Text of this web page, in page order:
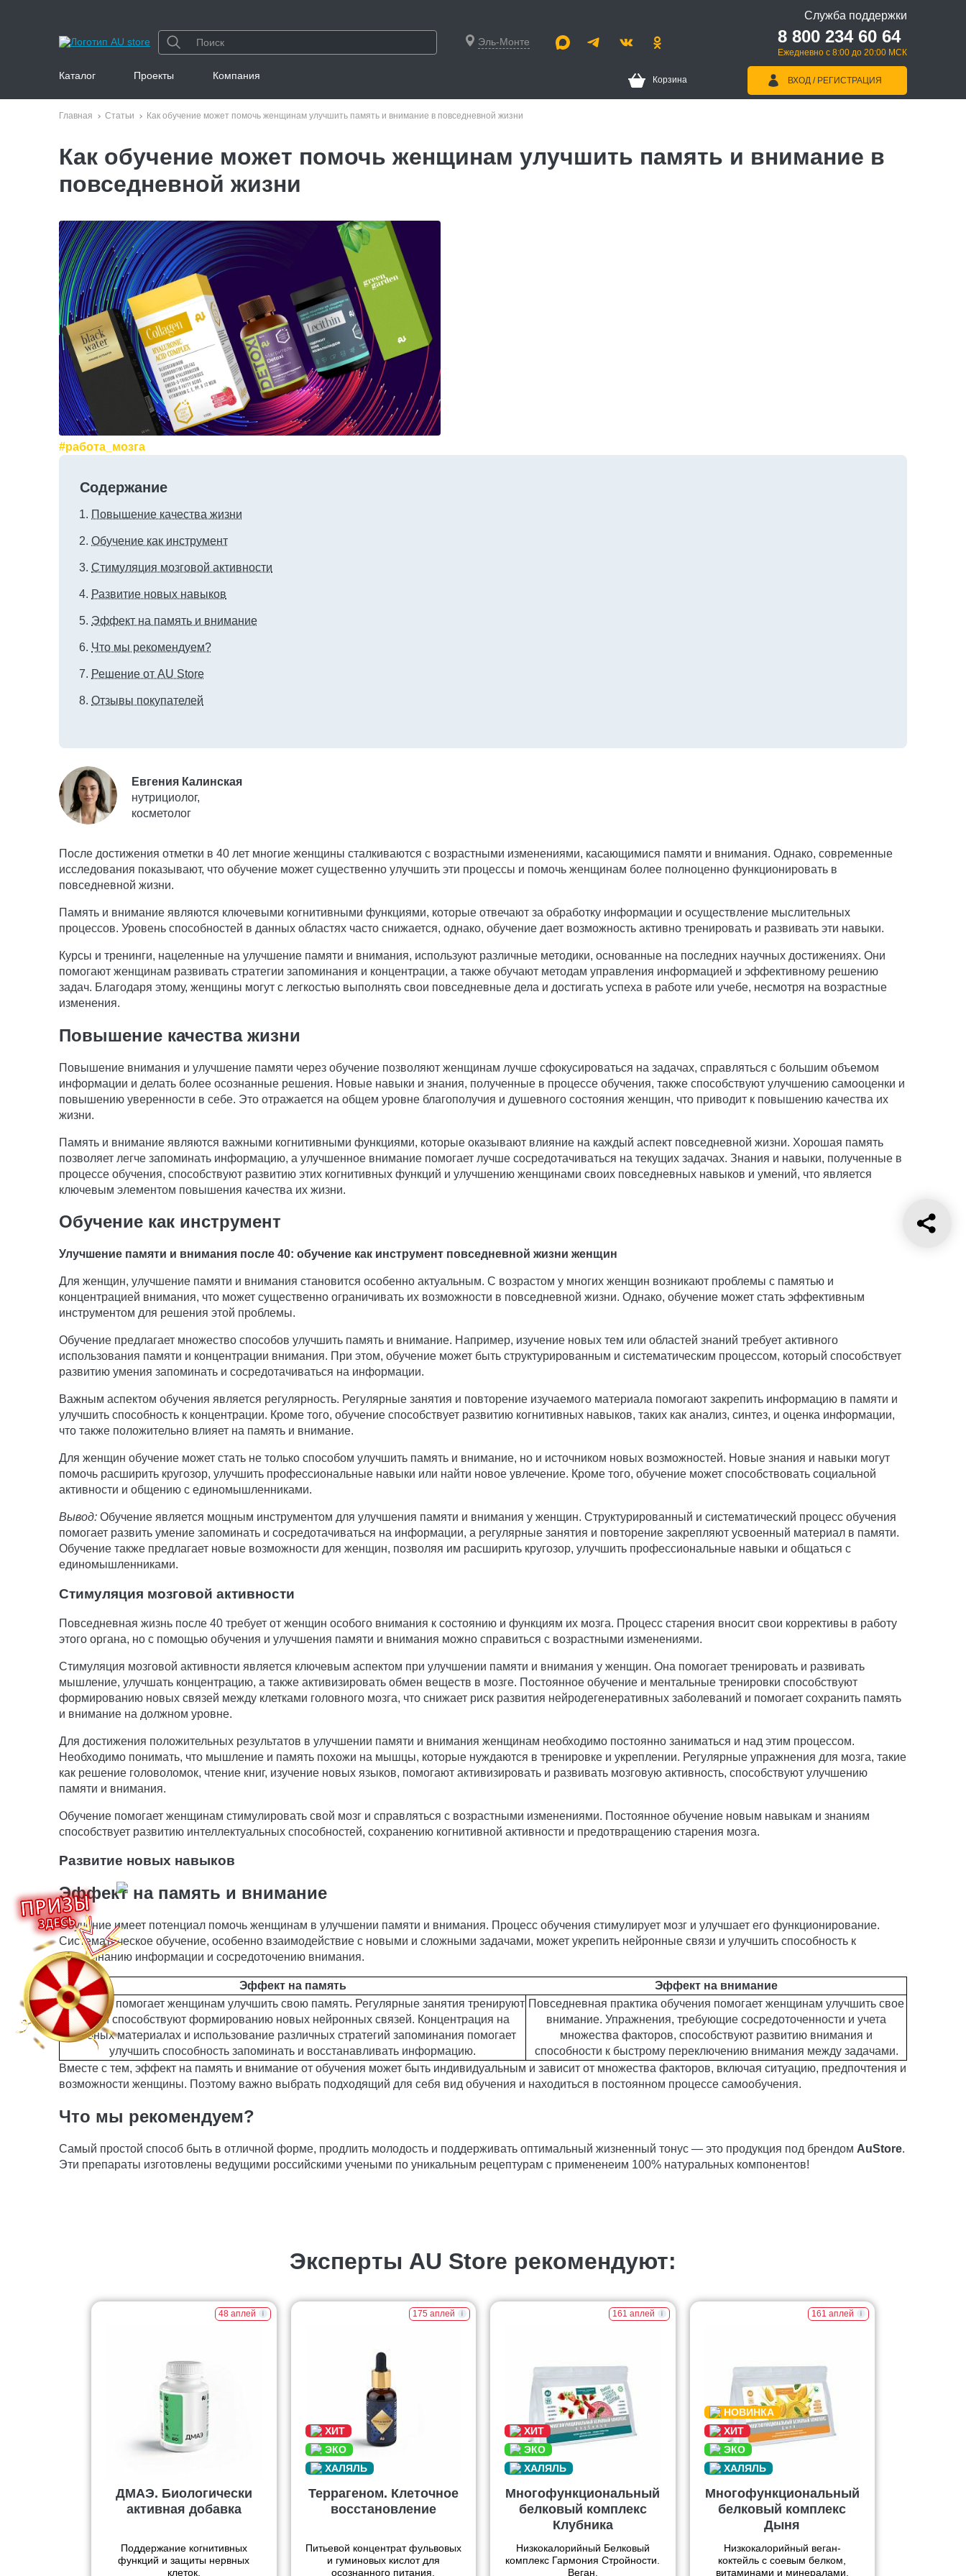
Эль-Монте
Служба поддержки
8 800 234 60 64
Ежедневно с 8:00 до 20:00 МСК
Каталог Проекты Компания Корзина ВХОД / РЕГИСТРАЦИЯ
Главная Статьи Как обучение может помочь женщинам улучшить память и внимание в повседневной жизни
Как обучение может помочь женщинам улучшить память и внимание в
повседневной жизни
#работа_мозга
Содержание
Повышение качества жизни
Обучение как инструмент
Стимуляция мозговой активности
Развитие новых навыков
Эффект на память и внимание
Что мы рекомендуем?
Решение от AU Store
Отзывы покупателей
Евгения Калинская
нутрициолог,
косметолог
После достижения отметки в 40 лет многие женщины сталкиваются с возрастными изменениями, касающимися памяти и внимания. Однако, современные
исследования показывают, что обучение может существенно улучшить эти процессы и помочь женщинам более полноценно функционировать в
повседневной жизни.
Память и внимание являются ключевыми когнитивными функциями, которые отвечают за обработку информации и осуществление мыслительных
процессов. Уровень способностей в данных областях часто снижается, однако, обучение дает возможность активно тренировать и развивать эти навыки.
Курсы и тренинги, нацеленные на улучшение памяти и внимания, используют различные методики, основанные на последних научных достижениях. Они
помогают женщинам развивать стратегии запоминания и концентрации, а также обучают методам управления информацией и эффективному решению
задач. Благодаря этому, женщины могут с легкостью выполнять свои повседневные дела и достигать успеха в работе или учебе, несмотря на возрастные
изменения.
Повышение качества жизни
Повышение внимания и улучшение памяти через обучение позволяют женщинам лучше сфокусироваться на задачах, справляться с большим объемом
информации и делать более осознанные решения. Новые навыки и знания, полученные в процессе обучения, также способствуют улучшению самооценки и
повышению уверенности в себе. Это отражается на общем уровне благополучия и душевного состояния женщин, что приводит к повышению качества их
жизни.
Память и внимание являются важными когнитивными функциями, которые оказывают влияние на каждый аспект повседневной жизни. Хорошая память
позволяет легче запоминать информацию, а улучшенное внимание помогает лучше сосредотачиваться на текущих задачах. Знания и навыки, полученные в
процессе обучения, способствуют развитию этих когнитивных функций и улучшению женщинами своих повседневных навыков и умений, что является
ключевым элементом повышения качества их жизни.
Обучение как инструмент
Улучшение памяти и внимания после 40: обучение как инструмент повседневной жизни женщин
Для женщин, улучшение памяти и внимания становится особенно актуальным. С возрастом у многих женщин возникают проблемы с памятью и
концентрацией внимания, что может существенно ограничивать их возможности в повседневной жизни. Однако, обучение может стать эффективным
инструментом для решения этой проблемы.
Обучение предлагает множество способов улучшить память и внимание. Например, изучение новых тем или областей знаний требует активного
использования памяти и концентрации внимания. При этом, обучение может быть структурированным и систематическим процессом, который способствует
развитию умения запоминать и сосредотачиваться на информации.
Важным аспектом обучения является регулярность. Регулярные занятия и повторение изучаемого материала помогают закрепить информацию в памяти и
улучшить способность к концентрации. Кроме того, обучение способствует развитию когнитивных навыков, таких как анализ, синтез, и оценка информации,
что также положительно влияет на память и внимание.
Для женщин обучение может стать не только способом улучшить память и внимание, но и источником новых возможностей. Новые знания и навыки могут
помочь расширить кругозор, улучшить профессиональные навыки или найти новое увлечение. Кроме того, обучение может способствовать социальной
активности и общению с единомышленниками.
Вывод: Обучение является мощным инструментом для улучшения памяти и внимания у женщин. Структурированный и систематический процесс обучения
помогает развить умение запоминать и сосредотачиваться на информации, а регулярные занятия и повторение закрепляют усвоенный материал в памяти.
Обучение также предлагает новые возможности для женщин, позволяя им расширить кругозор, улучшить профессиональные навыки и общаться с
единомышленниками.
Стимуляция мозговой активности
Повседневная жизнь после 40 требует от женщин особого внимания к состоянию и функциям их мозга. Процесс старения вносит свои коррективы в работу
этого органа, но с помощью обучения и улучшения памяти и внимания можно справиться с возрастными изменениями.
Стимуляция мозговой активности является ключевым аспектом при улучшении памяти и внимания у женщин. Она помогает тренировать и развивать
мышление, улучшать концентрацию, а также активизировать обмен веществ в мозге. Постоянное обучение и ментальные тренировки способствуют
формированию новых связей между клетками головного мозга, что снижает риск развития нейродегенеративных заболеваний и помогает сохранить память
и внимание на должном уровне.
Для достижения положительных результатов в улучшении памяти и внимания женщинам необходимо постоянно заниматься и над этим процессом.
Необходимо понимать, что мышление и память похожи на мышцы, которые нуждаются в тренировке и укреплении. Регулярные упражнения для мозга, такие
как решение головоломок, чтение книг, изучение новых языков, помогают активизировать и развивать мозговую активность, способствуют улучшению
памяти и внимания.
Обучение помогает женщинам стимулировать свой мозг и справляться с возрастными изменениями. Постоянное обучение новым навыкам и знаниям
способствует развитию интеллектуальных способностей, сохранению когнитивной активности и предотвращению старения мозга.
Развитие новых навыков
Эффект на память и внимание
Обучение имеет потенциал помочь женщинам в улучшении памяти и внимания. Процесс обучения стимулирует мозг и улучшает его функционирование.
Систематическое обучение, особенно взаимодействие с новыми и сложными задачами, может укрепить нейронные связи и улучшить способность к
запоминанию информации и сосредоточению внимания.
Эффект на память
Эффект на внимание
Обучение помогает женщинам улучшить свою память. Регулярные занятия тренируют
мозг и способствуют формированию новых нейронных связей. Концентрация на
учебных материалах и использование различных стратегий запоминания помогает
улучшить способность запоминать и восстанавливать информацию.
Повседневная практика обучения помогает женщинам улучшить свое
внимание. Упражнения, требующие сосредоточенности и учета
множества факторов, способствуют развитию внимания и
способности к быстрому переключению внимания между задачами.
Вместе с тем, эффект на память и внимание от обучения может быть индивидуальным и зависит от множества факторов, включая ситуацию, предпочтения и
возможности женщины. Поэтому важно выбрать подходящий для себя вид обучения и находиться в постоянном процессе самообучения.
Что мы рекомендуем?
Самый простой способ быть в отличной форме, продлить молодость и поддерживать оптимальный жизненный тонус — это продукция под брендом AuStore.
Эти препараты изготовлены ведущими российскими учеными по уникальным рецептурам с примененеим 100% натуральных компонентов!
Эксперты AU Store рекомендуют:
48 аплей
ДМАЭ. Биологически
активная добавка
Поддержание когнитивных
функций и защиты нервных
клеток.
175 аплей
Террагеном. Клеточное
восстановление
Питьевой концентрат фульвовых
и гуминовых кислот для
осознанного питания.
161 аплей
Многофункциональный
белковый комплекс
Клубника
Низкокалорийный Белковый
комплекс Гармония Стройности.
Веган.
161 аплей
Многофункциональный
белковый комплекс
Дыня
Низкокалорийный веган-
коктейль с соевым белком,
витаминами и минералами.